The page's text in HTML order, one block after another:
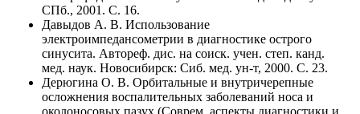
СПб., 2001. C. 16.
Давыдов А. В. Использование
электроимпедансометрии в диагностике острого
синусита. Автореф. дис. на соиск. учен. степ. канд.
мед. наук. Новосибирск: Сиб. мед. ун-т, 2000. C. 23.
Дерюгина О. В. Орбитальные и внутричерепные
осложнения воспалительных заболеваний носа и